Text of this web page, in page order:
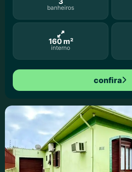
banheiros
160 m²
interno
confira